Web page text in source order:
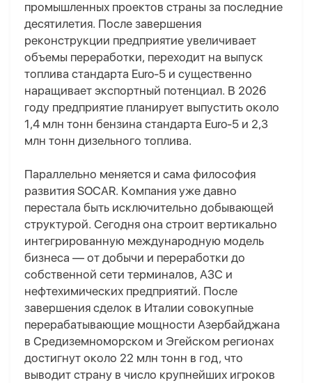
промышленных проектов страны за последние
десятилетия. После завершения
реконструкции предприятие увеличивает
объемы переработки, переходит на выпуск
топлива стандарта Euro-5 и существенно
наращивает экспортный потенциал. В 2026
году предприятие планирует выпустить около
1,4 млн тонн бензина стандарта Euro-5 и 2,3
млн тонн дизельного топлива.
Параллельно меняется и сама философия
развития SOCAR. Компания уже давно
перестала быть исключительно добывающей
структурой. Сегодня она строит вертикально
интегрированную международную модель
бизнеса — от добычи и переработки до
собственной сети терминалов, АЗС и
нефтехимических предприятий. После
завершения сделок в Италии совокупные
перерабатывающие мощности Азербайджана
в Средиземноморском и Эгейском регионах
достигнут около 22 млн тонн в год, что
выводит страну в число крупнейших игроков